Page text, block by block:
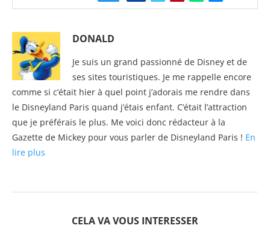
DONALD
Je suis un grand passionné de Disney et de
ses sites touristiques. Je me rappelle encore
comme si c’était hier à quel point j’adorais me rendre dans
le Disneyland Paris quand j’étais enfant. C’était l’attraction
que je préférais le plus. Me voici donc rédacteur à la
Gazette de Mickey pour vous parler de Disneyland Paris ! En
lire plus
CELA VA VOUS INTERESSER